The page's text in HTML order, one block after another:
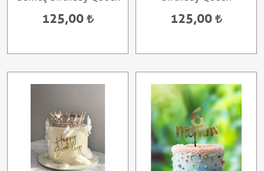
125,00 125,00